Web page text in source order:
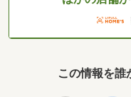
この情報を誰